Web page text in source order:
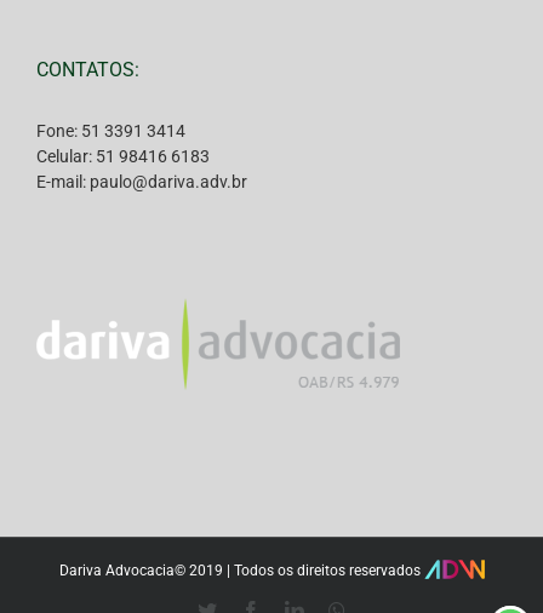
CONTATOS:
Fone: 51 3391 3414
Celular: 51 98416 6183
E-mail: paulo@dariva.adv.br
Dariva Advocacia© 2019 | Todos os direitos reservados